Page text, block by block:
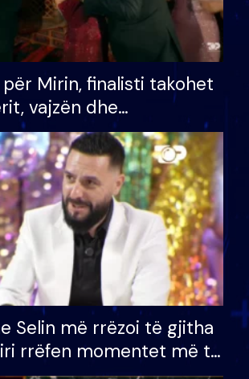
Mirin, finalisti takohet
vajzën dhe
S’kemi ndonjë letër
jo?
Selin më rrëzoi të gjitha
rrëfen momentet më të